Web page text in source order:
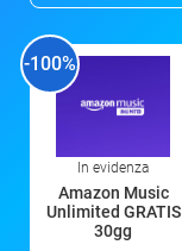
-100%
In evidenza
Amazon Music
Unlimited GRATIS
30gg